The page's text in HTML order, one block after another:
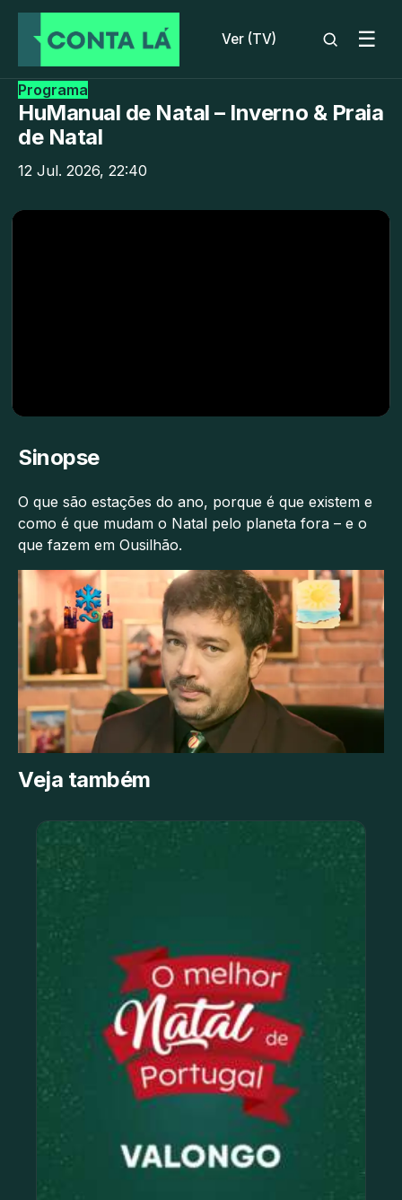
Ver (TV) ☰
Programa
HuManual de Natal – Inverno & Praia
de Natal
12 Jul. 2026, 22:40
Sinopse
O que são estações do ano, porque é que existem e
como é que mudam o Natal pelo planeta fora – e o
que fazem em Ousilhão.
Veja também